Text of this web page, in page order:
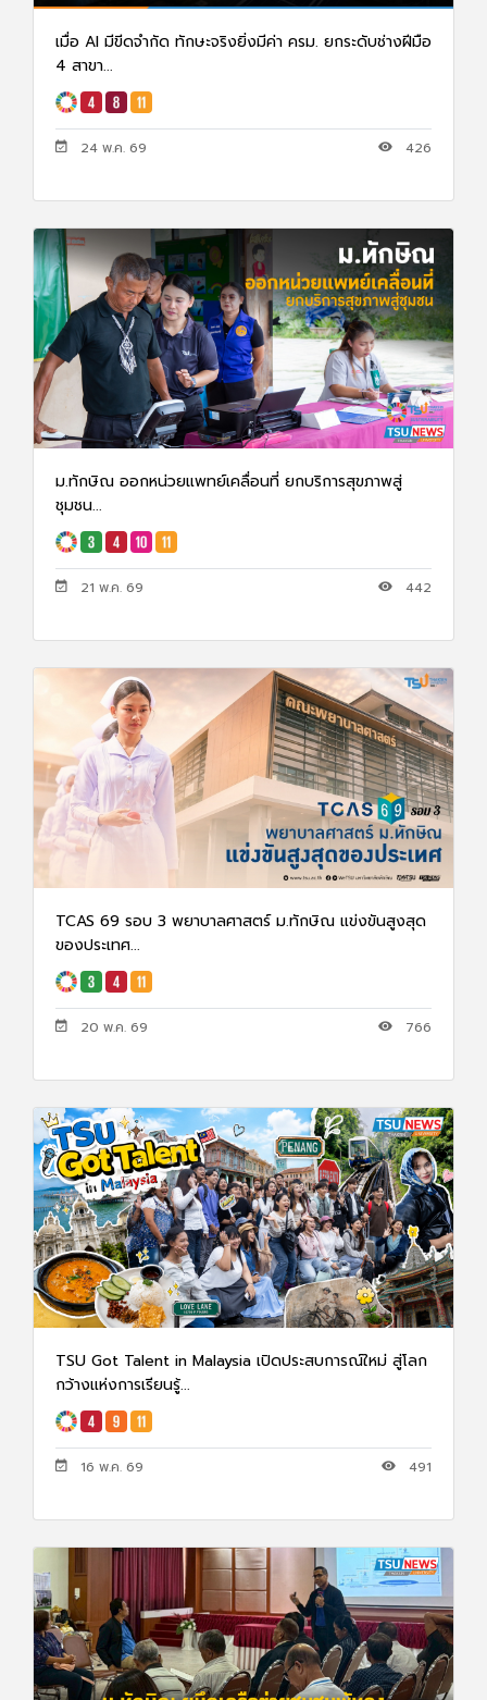
เมื่อ AI มีขีดจำกัด ทักษะจริงยิ่งมีค่า ครม. ยกระดับช่างฝีมือ
4 สาขา...
24 พ.ค. 69 426
ม.ทักษิณ ออกหน่วยแพทย์เคลื่อนที่ ยกบริการสุขภาพสู่
ชุมชน...
21 พ.ค. 69 442
TCAS 69 รอบ 3 พยาบาลศาสตร์ ม.ทักษิณ แข่งขันสูงสุด
ของประเทศ...
20 พ.ค. 69 766
TSU Got Talent in Malaysia เปิดประสบการณ์ใหม่ สู่โลก
กว้างแห่งการเรียนรู้...
16 พ.ค. 69 491